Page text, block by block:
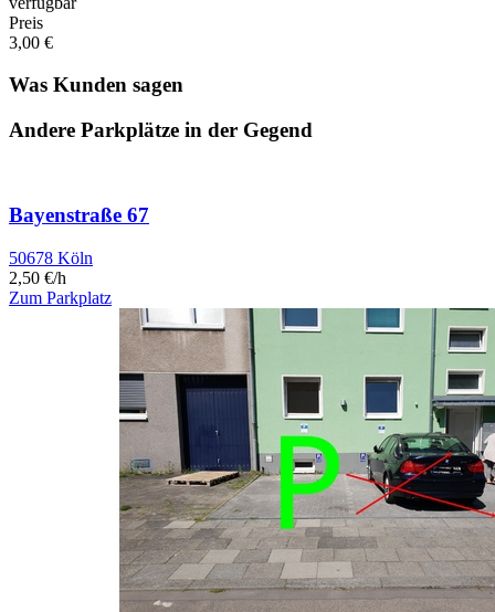
Preis
3,00 €
Was Kunden sagen
Andere Parkplätze in der Gegend
Bayenstraße 67
50678 Köln
2,50 €/h
Zum Parkplatz